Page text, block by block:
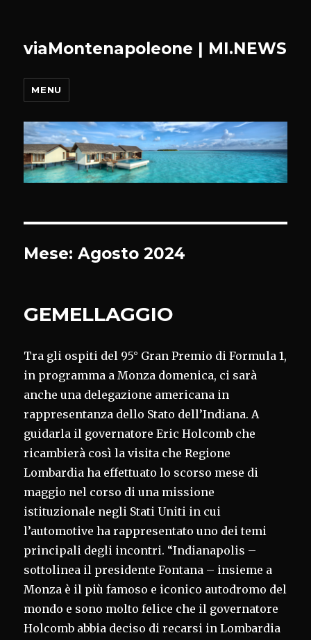
viaMontenapoleone | MI.NEWS
MENU
Mese:Agosto 2024
GEMELLAGGIO
Tra gli ospiti del 95° Gran Premio di Formula 1,
in programma a Monza domenica, ci sarà
anche una delegazione americana in
rappresentanza dello Stato dell’Indiana. A
guidarla il governatore Eric Holcomb che
ricambierà così la visita che Regione
Lombardia ha effettuato lo scorso mese di
maggio nel corso di una missione
istituzionale negli Stati Uniti in cui
l’automotive ha rappresentato uno dei temi
principali degli incontri. “Indianapolis –
sottolinea il presidente Fontana – insieme a
Monza è il più famoso e iconico autodromo del
mondo e sono molto felice che il governatore
Holcomb abbia deciso di recarsi in Lombardia